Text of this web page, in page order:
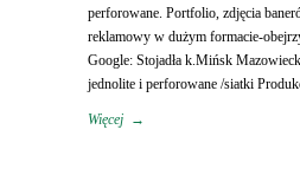
perforowane. Portfolio, zdjęcia
reklamowy w dużym formacie-
Google: Stojadła k.Mińsk
jednolite i perforowane /siatki
Więcej →